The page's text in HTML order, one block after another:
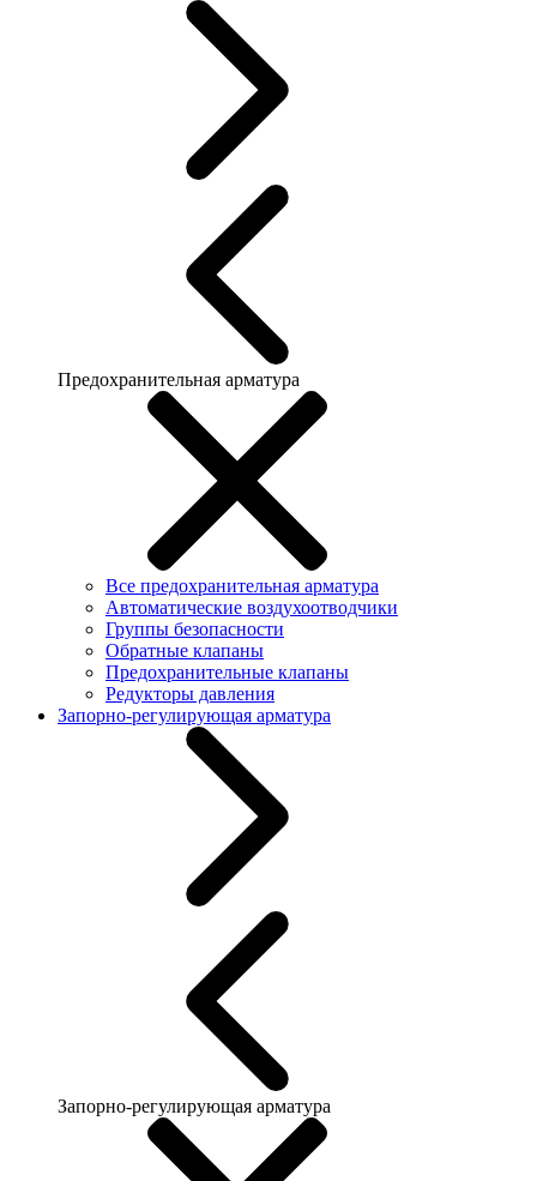
Предохранительная арматура
Все предохранительная арматура
Автоматические воздухоотводчики
Группы безопасности
Обратные клапаны
Предохранительные клапаны
Редукторы давления
Запорно-регулирующая арматура
Запорно-регулирующая арматура